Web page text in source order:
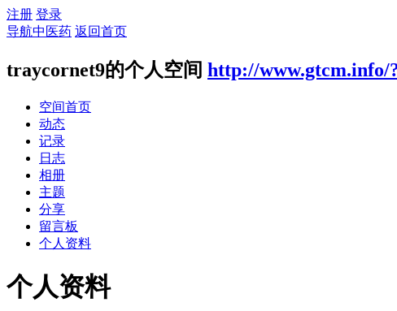
注册 登录
导航中医药 返回首页
traycornet9的个人空间 http://www.gtcm.info/
空间首页
动态
记录
日志
相册
主题
分享
留言板
个人资料
个人资料